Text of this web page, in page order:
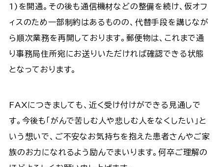
1)を開通。その後も通信機材などの整備を続け、仮オフ
ィスのため一部制約はあるものの、代替手段を講じなが
ら順次業務を再開しております。郵便物は、これまで通
り事務局住所宛にお送りいただければ確認できる状態
となっております。
FAXにつきましても、近く受け付けができる見通しで
す。今後も「がんで苦しむ人や悲しむ人をなくしたい」と
いう想いで、ご不安なお気持ちを抱えた患者さんやご家
族のお力になれるよう励んでまいります。何卒ご理解の